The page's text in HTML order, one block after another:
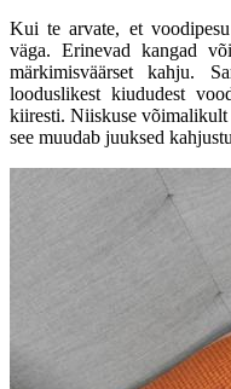
Kui te arvate, et
väga. Erinevad kangad
märkimisväärset kahju.
looduslikest kiududest
kiiresti. Niiskuse võimalikult
see muudab juuksed